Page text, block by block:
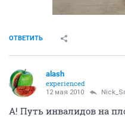
ОТВЕТИТЬ
alash
experienced
12 мая 2010
А! Путь инвалидов на